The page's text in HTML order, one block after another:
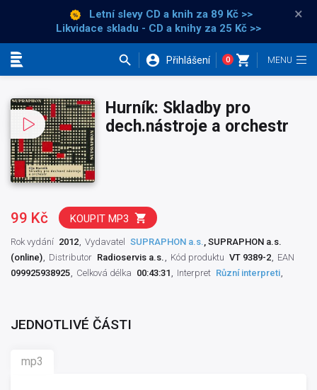
Letní slevy CD a knih za 89 Kč >>
Likvidace skladu - CD a knihy za 25 Kč >>
×
Přihlášení 0
Hurník: Skladby pro
dech.nástroje a orchestr
99 Kč KOUPIT MP3
Rok vydání 2012 Vydavatel SUPRAPHON a.s., SUPRAPHON a.s.
(online)
Distributor Radioservis a.s. Kód produktu VT 9389-2
EAN
099925938925
Celková délka 00:43:31 Interpret Různí interpreti
JEDNOTLIVÉ ČÁSTI
mp3